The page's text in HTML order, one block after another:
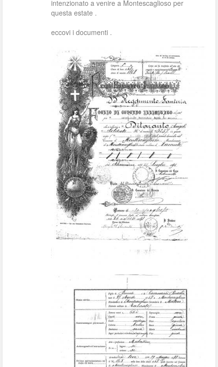
intenzionato a venire a Montescaglioso per
questa estate .
eccovi i documenti .